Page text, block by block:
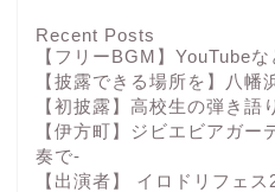
Recent Posts
【フリーBGM】YouTube
【披露できる場所を】八
【初披露】高校生の弾き
【伊方町】ジビエビアガ
奏で-
【出演者】 イロドリフェ